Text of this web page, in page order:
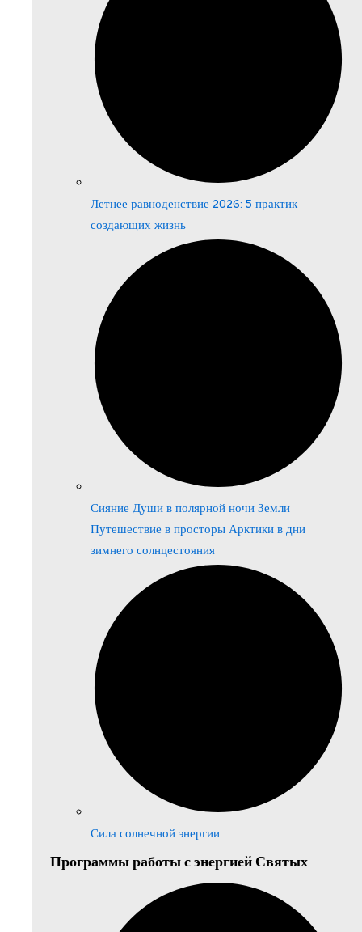
Летнее равноденствие 2026: 5 практик
создающих жизнь
Сияние Души в полярной ночи Земли
Путешествие в просторы Арктики в дни
зимнего солнцестояния
Сила солнечной энергии
Программы работы с энергией Святых